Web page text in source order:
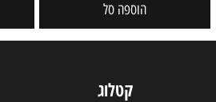
הוספה סל
קטלוג